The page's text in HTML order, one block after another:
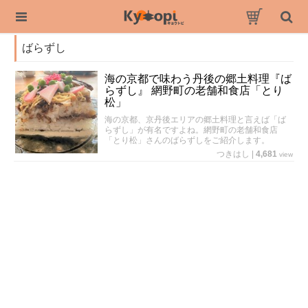
ばらずし
海の京都で味わう丹後の郷土料理『ば
らずし』 網野町の老舗和食店「とり
松」
海の京都、京丹後エリアの郷土料理と言えば「ば
らずし」が有名ですよね。網野町の老舗和食店
「とり松」さんのばらずしをご紹介します。
つきはし
4,681 view